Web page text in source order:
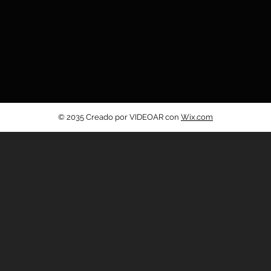
© 2035 Creado por VIDEOAR con Wix.com